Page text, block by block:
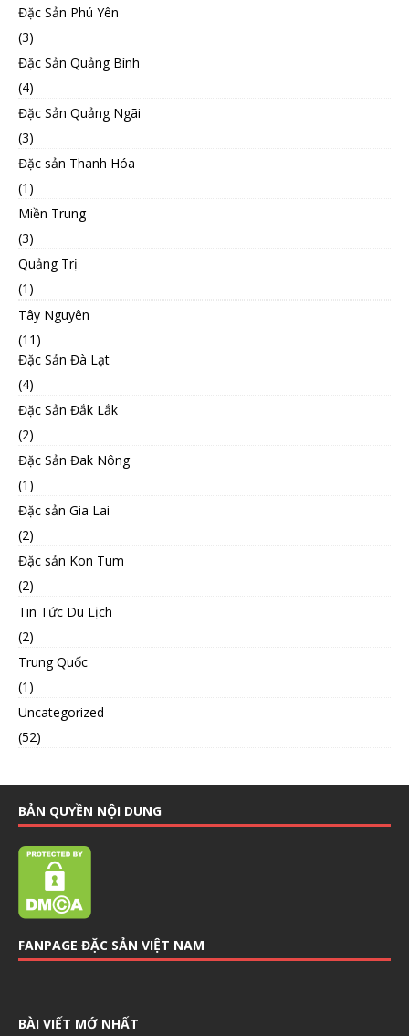
Đặc Sản Phú Yên
(3)
Đặc Sản Quảng Bình
(4)
Đặc Sản Quảng Ngãi
(3)
Đặc sản Thanh Hóa
(1)
Miền Trung
(3)
Quảng Trị
(1)
Tây Nguyên
(11)
Đặc Sản Đà Lạt
(4)
Đặc Sản Đắk Lắk
(2)
Đặc Sản Đak Nông
(1)
Đặc sản Gia Lai
(2)
Đặc sản Kon Tum
(2)
Tin Tức Du Lịch
(2)
Trung Quốc
(1)
Uncategorized
(52)
BẢN QUYỀN NỘI DUNG
FANPAGE ĐẶC SẢN VIỆT NAM
BÀI VIẾT MỚ NHẤT